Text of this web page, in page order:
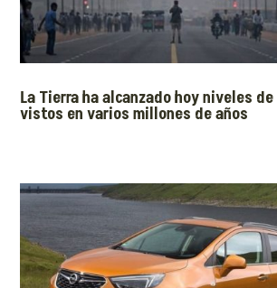
La Tierra ha alcanzado hoy niveles de
vistos en varios millones de años